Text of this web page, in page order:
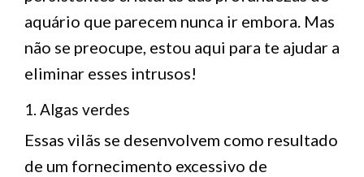
aquário que parecem nunca ir embora. Mas
não se preocupe, estou aqui para te ajudar a
eliminar esses intrusos!
1. Algas verdes
Essas vilãs se desenvolvem como resultado
de um fornecimento excessivo de